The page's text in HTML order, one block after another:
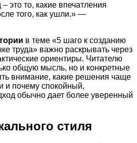
это то, какие впечатления
того, как ушли.» —
в теме «5 шаго к созданию
труда» важно раскрывать через
ориентиры. Читателю
общую мысль, но и конкретные
внимание, какие решения чаще
и почему спокойный,
обычно дает более уверенный
стиля